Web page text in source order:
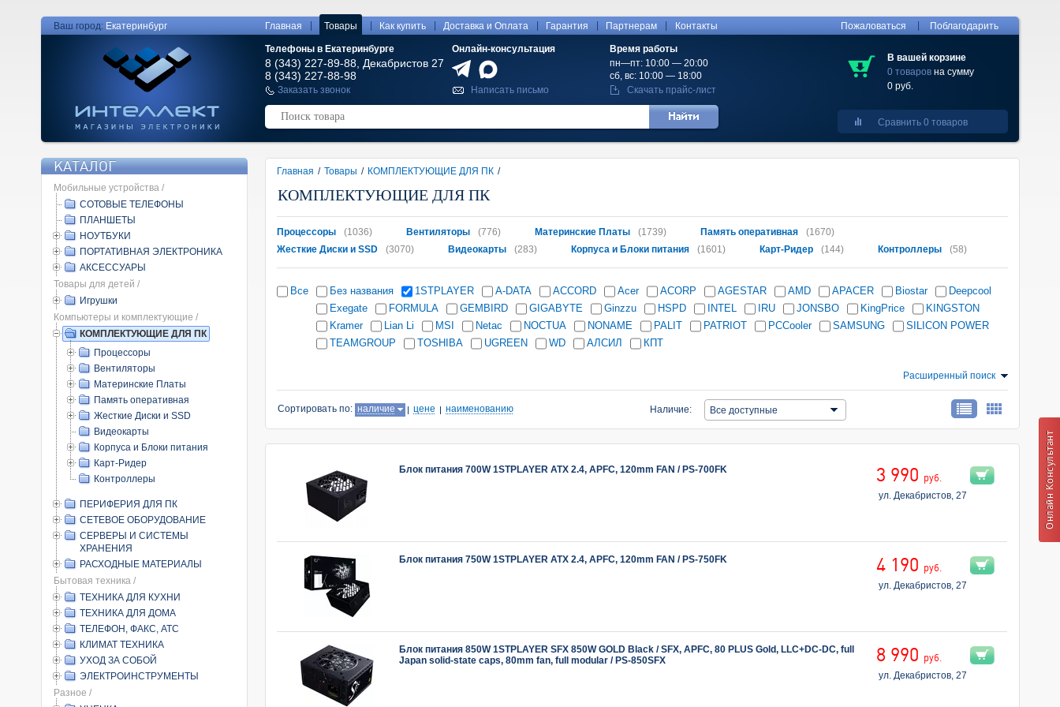
Ваш город: Екатеринбург Главная Товары Как купить Доставка и Оплата Гарантия Партнерам Контакты
Телефоны в Екатеринбурге
8 (343) 227-89-88, Декабристов 27
8 (343) 227-88-98
Онлайн-консультация
Время работы
пн—пт: 10:00 — 20:00
сб, вс: 10:00 — 18:00
Заказать звонок
Написать письмо Скачать прайс-лист
Пожаловаться Поблагодарить
В вашей корзине
0 товаров на сумму
0 руб.
Сравнить 0 товаров
КАТАЛОГ
Мобильные устройства /
СОТОВЫЕ ТЕЛЕФОНЫ
ПЛАНШЕТЫ
НОУТБУКИ
ПОРТАТИВНАЯ ЭЛЕКТРОНИКА
АКСЕССУАРЫ
Товары для детей /
Игрушки
Компьютеры и комплектующие /
КОМПЛЕКТУЮЩИЕ ДЛЯ ПК
Процессоры
Вентиляторы
Материнские Платы
Память оперативная
Жесткие Диски и SSD
Видеокарты
Корпуса и Блоки питания
Карт-Ридер
Контроллеры
ПЕРИФЕРИЯ ДЛЯ ПК
СЕТЕВОЕ ОБОРУДОВАНИЕ
СЕРВЕРЫ И СИСТЕМЫ
ХРАНЕНИЯ
РАСХОДНЫЕ МАТЕРИАЛЫ
Бытовая техника /
ТЕХНИКА ДЛЯ КУХНИ
ТЕХНИКА ДЛЯ ДОМА
ТЕЛЕФОН, ФАКС, АТС
КЛИМАТ ТЕХНИКА
УХОД ЗА СОБОЙ
ЭЛЕКТРОИНСТРУМЕНТЫ
Разное /
Главная / Товары / КОМПЛЕКТУЮЩИЕ ДЛЯ ПК /
КОМПЛЕКТУЮЩИЕ ДЛЯ ПК
Процессоры (1036) Вентиляторы (776) Материнские Платы (1739) Память оперативная
(1670)
Жесткие Диски и SSD
(3070) Видеокарты (283) Корпуса и Блоки питания (1601) Карт-Ридер (144) Контроллеры (58)
Все Без названия 1STPLAYER A-DATA ACCORD Acer ACORP AGESTAR AMD APACER Biostar
Deepcool
Exegate
FORMULA GEMBIRD GIGABYTE Ginzzu HSPD INTEL IRU JONSBO KingPrice
KINGSTON
Kramer
Lian Li MSI Netac NOCTUA NONAME PALIT PATRIOT PCCooler SAMSUNG
SILICON POWER
TEAMGROUP
TOSHIBA UGREEN WD АЛСИЛ КПТ
Расширенный поиск
Сортировать по: наличие цене наименованию Наличие: Все доступные
Блок питания 700W 1STPLAYER ATX 2.4, APFC, 120mm FAN / PS-700FK 3 990 руб.
ул. Декабристов, 27
Блок питания 750W 1STPLAYER ATX 2.4, APFC, 120mm FAN / PS-750FK 4 190 руб.
ул. Декабристов, 27
Блок питания 850W 1STPLAYER SFX 850W GOLD Black / SFX, APFC, 80 PLUS Gold, LLC+DC-DC, full
Japan solid-state caps, 80mm fan, full modular / PS-850SFX
8 990 руб.
ул. Декабристов, 27